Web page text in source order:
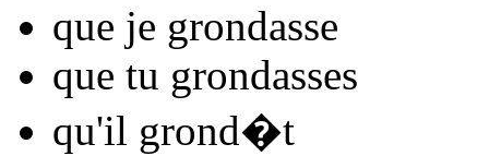
que je grondasse
que tu grondasses
qu'il grond�t